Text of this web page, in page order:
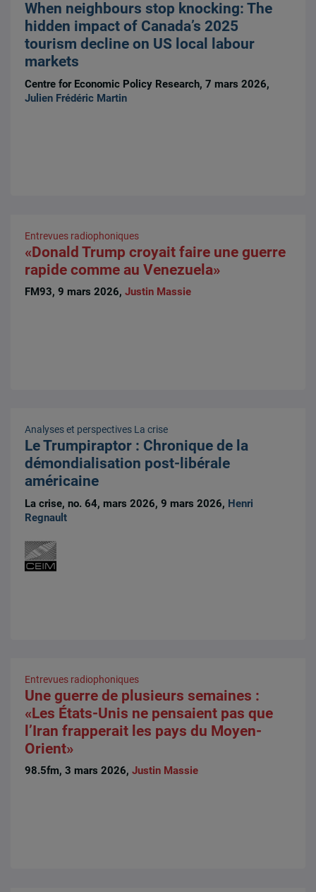
When neighbours stop knocking: The
hidden impact of Canada’s 2025
tourism decline on US local labour
markets
Centre for Economic Policy Research, 7 mars 2026,
Julien Frédéric Martin
Entrevues radiophoniques
«Donald Trump croyait faire une guerre
rapide comme au Venezuela»
FM93, 9 mars 2026,Justin Massie
Analyses et perspectives La crise
Le Trumpiraptor : Chronique de la
démondialisation post-libérale
américaine
La crise, no. 64, mars 2026, 9 mars 2026, Henri
Regnault
Entrevues radiophoniques
Une guerre de plusieurs semaines :
«Les États-Unis ne pensaient pas que
l’Iran frapperait les pays du Moyen-
Orient»
98.5fm, 3 mars 2026,Justin Massie